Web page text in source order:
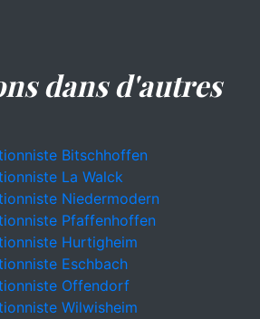
dans d'autres
Bitschhoffen
La Walck
Niedermodern
Pfaffenhoffen
Hurtigheim
Eschbach
Offendorf
Wilwisheim